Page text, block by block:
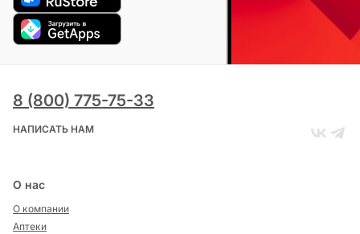
8 (800) 775-75-33
НАПИСАТЬ НАМ
О нас
О компании
Аптеки